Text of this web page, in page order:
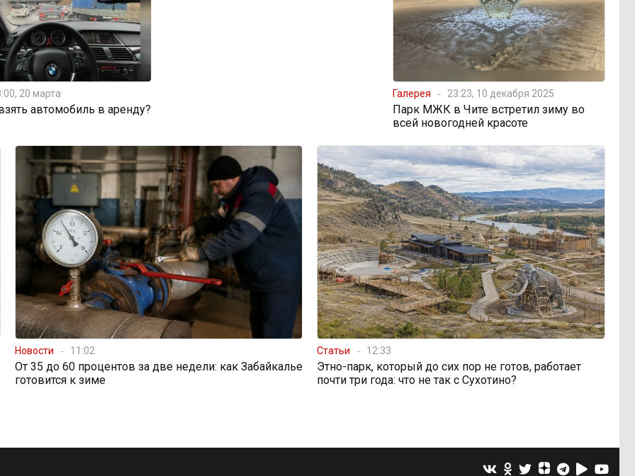
20 марта
автомобиль в аренду?
Галерея 23:23, 10 декабря 2025
Парк МЖК в Чите встретил зиму во
всей новогодней красоте
Новости 11:02
От 35 до 60 процентов за две недели: как Забайкалье
готовится к зиме
Статьи 12:33
Этно-парк, который до сих пор не готов, работает
почти три года: что не так с Сухотино?